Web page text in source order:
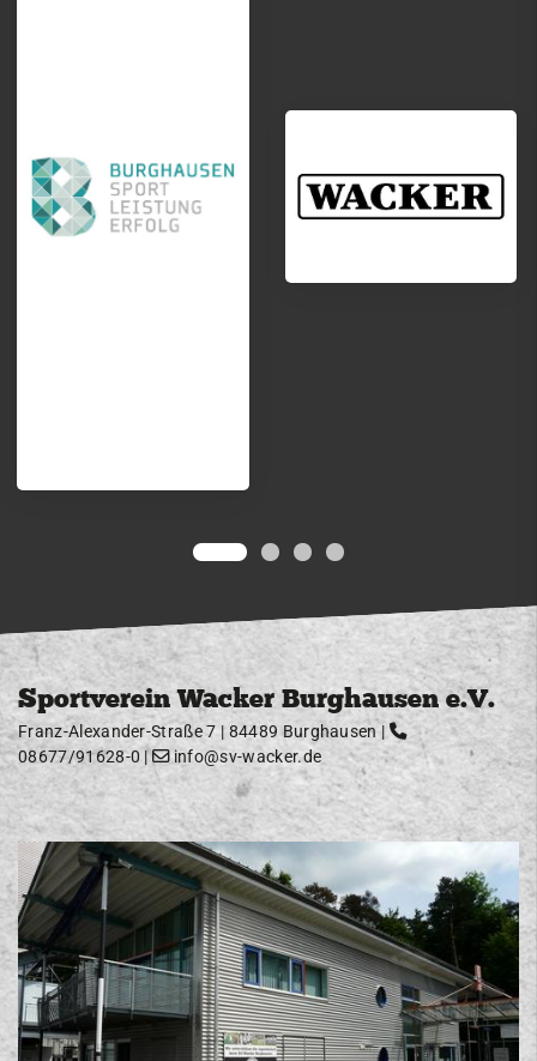
Sportverein Wacker Burghausen e.V.
Franz-Alexander-Straße 7 | 84489 Burghausen |
08677/91628-0 | info@sv-wacker.de